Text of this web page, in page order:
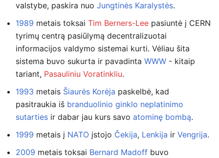
valstybe, paskira nuo Jungtinės Karalystės.
1989 metais toksai Tim Berners-Lee pasiuntė į CERN
tyrimų centrą pasiūlymą decentralizuotai
informacijos valdymo sistemai kurti. Vėliau šita
sistema buvo sukurta ir pavadinta WWW - kitaip
tariant, Pasauliniu Voratinkliu.
1993 metais Šiaurės Korėja paskelbė, kad
pasitraukia iš branduolinio ginklo neplatinimo
sutarties ir dabar jau kurs savo atominę bombą.
1999 metais į NATO įstojo Čekija, Lenkija ir Vengrija.
2009 metais toksai Bernard Madoff buvo